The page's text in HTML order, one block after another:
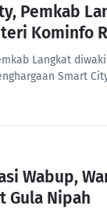
Pemkab
Kominfo
Langkat
Smart
Wabup,
Gula Nipah